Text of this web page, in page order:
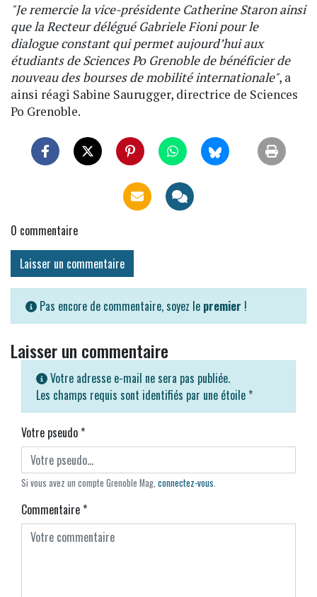
"Je remercie la vice-présidente Catherine Staron ainsi
que la Recteur délégué Gabriele Fioni pour le
dialogue constant qui permet aujourd’hui aux
étudiants de Sciences Po Grenoble de bénéficier de
nouveau des bourses de mobilité internationale", a
ainsi réagi Sabine Saurugger, directrice de Sciences
Po Grenoble.
0 commentaire
Laisser un commentaire
Pas encore de commentaire, soyez le premier !
Laisser un commentaire
Votre adresse e-mail ne sera pas publiée.
Les champs requis sont identifiés par une étoile *
Votre pseudo*
Si vous avez un compte Grenoble Mag, connectez-vous
Commentaire*